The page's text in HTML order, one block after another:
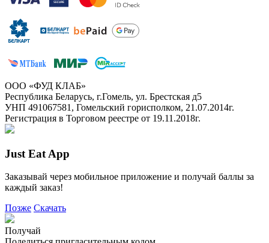
ООО «ФУД КЛАБ»
Республика Беларусь, г.Гомель, ул. Брестская д5
УНП 491067581, Гомельский горисполком, 21.07.2014г.
Регистрация в Торговом реестре от 19.11.2018г.
Just Eat App
Заказывай через мобильное приложение и получай баллы за
каждый заказ!
Позже Скачать
Получай